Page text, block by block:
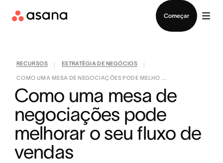
Começar
RECURSOS ESTRATÉGIA DE NEGÓCIOS
COMO UMA MESA DE NEGOCIAÇÕES PODE MELHO ...
Como uma mesa de
negociações pode
melhorar o seu fluxo de
vendas